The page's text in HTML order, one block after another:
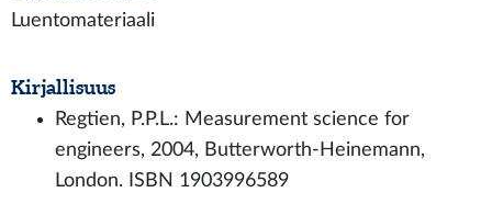
Luentomateriaali
Kirjallisuus
Regtien, P.P.L.: Measurement science for
engineers, 2004, Butterworth-Heinemann,
London. ISBN 1903996589